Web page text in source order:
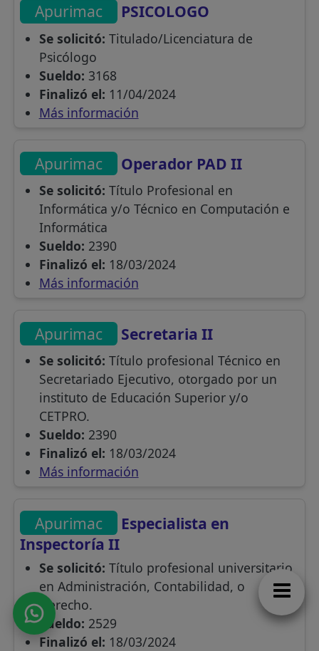
Apurimac PSICOLOGO
Se solicitó: Titulado/Licenciatura de
Psicólogo
Sueldo: 3168
Finalizó el: 11/04/2024
Más información
Apurimac Operador PAD II
Se solicitó: Título Profesional en
Informática y/o Técnico en Computación e
Informática
Sueldo: 2390
Finalizó el: 18/03/2024
Más información
Apurimac Secretaria II
Se solicitó: Título profesional Técnico en
Secretariado Ejecutivo, otorgado por un
instituto de Educación Superior y/o
CETPRO.
Sueldo: 2390
Finalizó el: 18/03/2024
Más información
Apurimac
Especialista en
Inspectoría II
Se solicitó: Título profesional universitario
en Administración, Contabilidad, o
Derecho.
Sueldo: 2529
Finalizó el: 18/03/2024